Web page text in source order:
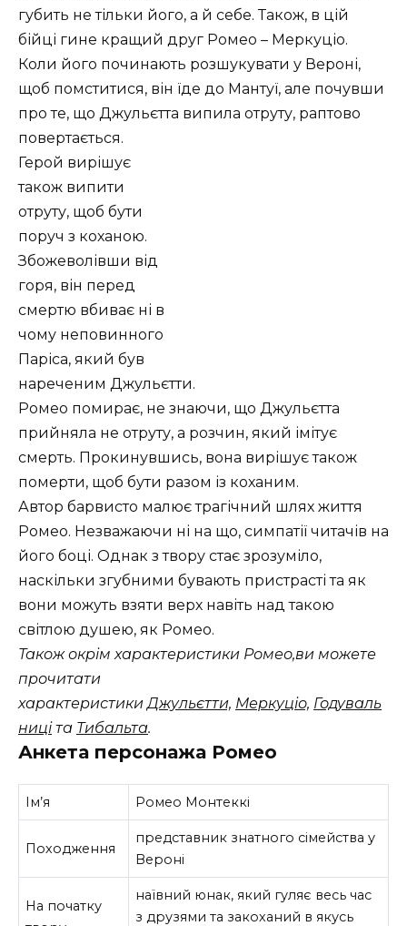
губить не тільки його, а й себе. Також, в цій
бійці гине кращий друг Ромео – Меркуціо.
Коли його починають розшукувати у Вероні,
щоб помститися, він їде до Мантуї, але почувши
про те, що Джульєтта випила отруту, раптово
повертається.
Герой вирішує
також випити
отруту, щоб бути
поруч з коханою.
Збожеволівши від
горя, він перед
смертю вбиває ні в
чому неповинного
Паріса, який був
нареченим Джульєтти.
Ромео помирає, не знаючи, що Джульєтта
прийняла не отруту, а розчин, який імітує
смерть. Прокинувшись, вона вирішує також
померти, щоб бути разом із коханим.
Автор барвисто малює трагічний шлях життя
Ромео. Незважаючи ні на що, симпатії читачів на
його боці. Однак з твору стає зрозуміло,
наскільки згубними бувають пристрасті та як
вони можуть взяти верх навіть над такою
світлою душею, як Ромео.
Також окрім характеристики Ромео,ви можете
прочитати
характеристикиДжульєтти, Меркуціо, Годуваль
ниціта Тибальта.
Анкета персонажа Ромео
Ім’я Ромео Монтеккі
Походження
представник знатного сімейства у
Вероні
На початку
наївний юнак, який гуляє весь час
з друзями та закоханий в якусь